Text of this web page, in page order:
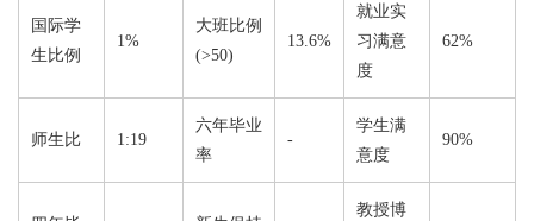
国际学
生比例
1%
大班比例
(>50)
13.6%
就业实
习满意
度
62%
师生比 1:19
六年毕业
率
-
学生满
意度
90%
教授博